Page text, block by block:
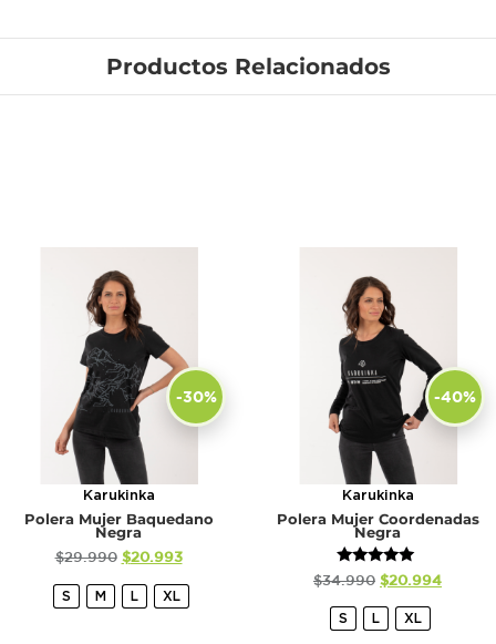
Productos Relacionados
-30%
Karukinka
Polera Mujer Baquedano
Negra
$29.990 $20.993
S M L XL
-40%
Karukinka
Polera Mujer Coordenadas
Negra
Valorado
con
5.00
de 5
$34.990 $20.994
S L XL